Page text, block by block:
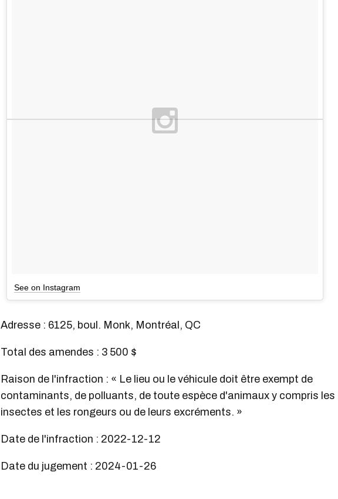
See on Instagram
Adresse : 6125, boul. Monk, Montréal, QC
Total des amendes : 3 500 $
Raison de l'infraction : « Le lieu ou le véhicule doit être exempt de
contaminants, de polluants, de toute espèce d'animaux y compris les
insectes et les rongeurs ou de leurs excréments. »
Date de l'infraction : 2022-12-12
Date du jugement : 2024-01-26